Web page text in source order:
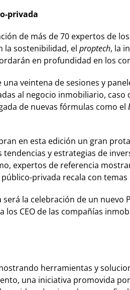
privada
de más de 70 expertos de
la sostenibilidad, el proptech, la
en profundidad en los
veintena de sesiones y
al negocio inmobiliario,
de nuevas fórmulas como el
en esta edición un gran
y estrategias de
expertos de referencia
privada recala con
la celebración de un
CEO de las compañías
herramientas y
una iniciativa promovida